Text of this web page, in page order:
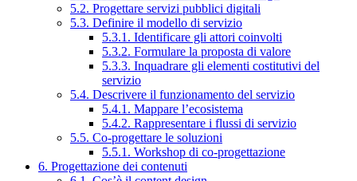
5.2. Progettare servizi pubblici digitali
5.3. Definire il modello di servizio
5.3.1. Identificare gli attori coinvolti
5.3.2. Formulare la proposta di valore
5.3.3. Inquadrare gli elementi costitutivi del
servizio
5.4. Descrivere il funzionamento del servizio
5.4.1. Mappare l’ecosistema
5.4.2. Rappresentare i flussi di servizio
5.5. Co-progettare le soluzioni
5.5.1. Workshop di co-progettazione
6. Progettazione dei contenuti